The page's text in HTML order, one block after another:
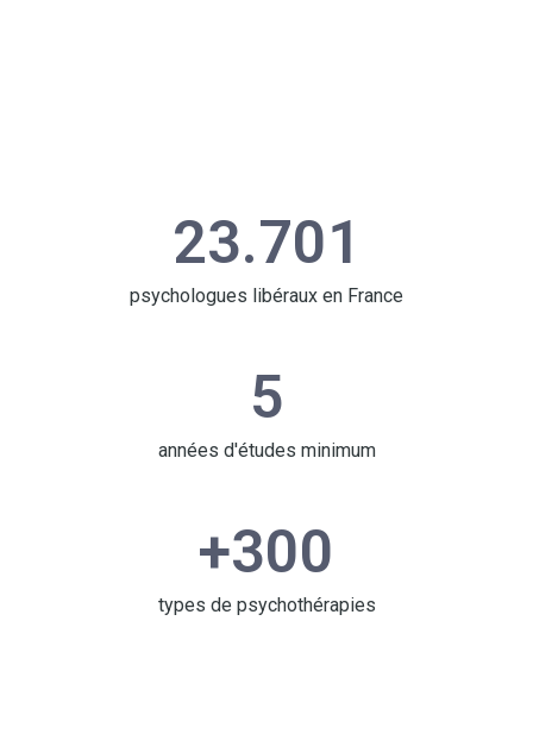
23.701
psychologues libéraux en France
5
années d'études minimum
+300
types de psychothérapies